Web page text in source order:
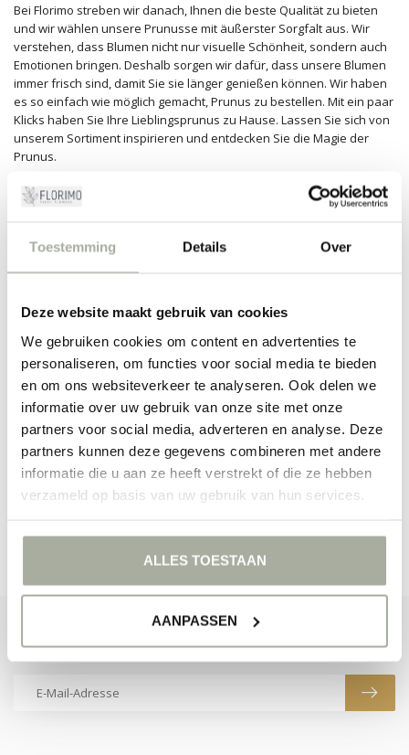
Toestemming Details Over
Deze website maakt gebruik van cookies
We gebruiken cookies om content en advertenties te
personaliseren, om functies voor social media te bieden
en om ons websiteverkeer te analyseren. Ook delen we
informatie over uw gebruik van onze site met onze
partners voor social media, adverteren en analyse. Deze
partners kunnen deze gegevens combineren met andere
informatie die u aan ze heeft verstrekt of die ze hebben
verzameld op basis van uw gebruik van hun services.
ALLES TOESTAAN
AANPASSEN
Bei Florimo streben wir danach, Ihnen die beste Qualität zu bieten
und wir wählen unsere Prunusse mit äußerster Sorgfalt aus. Wir
verstehen, dass Blumen nicht nur visuelle Schönheit, sondern auch
Emotionen bringen. Deshalb sorgen wir dafür, dass unsere Blumen
immer frisch sind, damit Sie sie länger genießen können. Wir haben
es so einfach wie möglich gemacht, Prunus zu bestellen. Mit ein paar
Klicks haben Sie Ihre Lieblingsprunus zu Hause. Lassen Sie sich von
unserem Sortiment inspirieren und entdecken Sie die Magie der
Prunus.
Ob Sie ein erfahrener Blumenkenner sind oder gerade erst
anfangen, bei uns finden Sie garantiert, wonach Sie suchen.
und bringen Sie etwas Besonderes in Ihr Leben. Bei Florimo stehen
FILTER
KEINE PRODUKTE GEFUNDEN!
WEITER EINKAUFEN
ABONNIEREN SIE UNSEREN NEWSLETTER
Bleibe auf dem Laufenden mit unseren Newsletter-Angeboten